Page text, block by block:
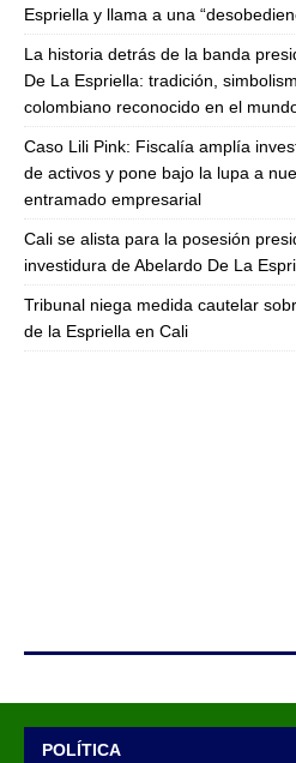
Espriella y llama a una
La historia detrás de la banda
De La Espriella: tradición,
colombiano reconocido en el
Caso Lili Pink: Fiscalía amplía
de activos y pone bajo la lupa a
entramado empresarial
Cali se alista para la posesión
investidura de Abelardo De La
Tribunal niega medida cautelar
de la Espriella en Cali
POLÍTICA